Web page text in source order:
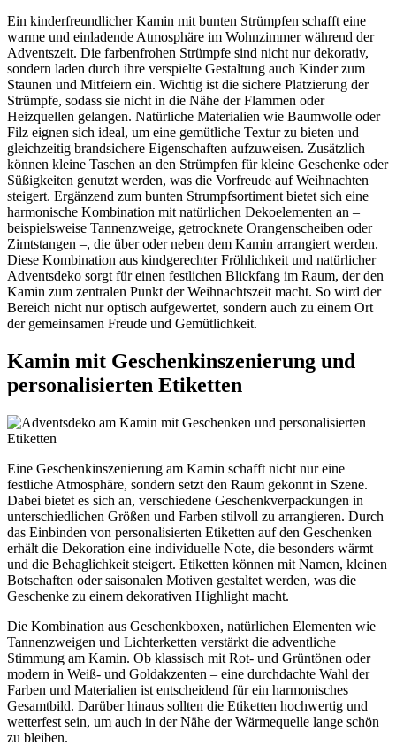
Ein kinderfreundlicher Kamin mit bunten Strümpfen schafft eine
warme und einladende Atmosphäre im Wohnzimmer während der
Adventszeit. Die farbenfrohen Strümpfe sind nicht nur dekorativ,
sondern laden durch ihre verspielte Gestaltung auch Kinder zum
Staunen und Mitfeiern ein. Wichtig ist die sichere Platzierung der
Strümpfe, sodass sie nicht in die Nähe der Flammen oder
Heizquellen gelangen. Natürliche Materialien wie Baumwolle oder
Filz eignen sich ideal, um eine gemütliche Textur zu bieten und
gleichzeitig brandsichere Eigenschaften aufzuweisen. Zusätzlich
können kleine Taschen an den Strümpfen für kleine Geschenke oder
Süßigkeiten genutzt werden, was die Vorfreude auf Weihnachten
steigert. Ergänzend zum bunten Strumpfsortiment bietet sich eine
harmonische Kombination mit natürlichen Dekoelementen an –
beispielsweise Tannenzweige, getrocknete Orangenscheiben oder
Zimtstangen –, die über oder neben dem Kamin arrangiert werden.
Diese Kombination aus kindgerechter Fröhlichkeit und natürlicher
Adventsdeko sorgt für einen festlichen Blickfang im Raum, der den
Kamin zum zentralen Punkt der Weihnachtszeit macht. So wird der
Bereich nicht nur optisch aufgewertet, sondern auch zu einem Ort
der gemeinsamen Freude und Gemütlichkeit.
Kamin mit Geschenkinszenierung und
personalisierten Etiketten
Eine Geschenkinszenierung am Kamin schafft nicht nur eine
festliche Atmosphäre, sondern setzt den Raum gekonnt in Szene.
Dabei bietet es sich an, verschiedene Geschenkverpackungen in
unterschiedlichen Größen und Farben stilvoll zu arrangieren. Durch
das Einbinden von personalisierten Etiketten auf den Geschenken
erhält die Dekoration eine individuelle Note, die besonders wärmt
und die Behaglichkeit steigert. Etiketten können mit Namen, kleinen
Botschaften oder saisonalen Motiven gestaltet werden, was die
Geschenke zu einem dekorativen Highlight macht.
Die Kombination aus Geschenkboxen, natürlichen Elementen wie
Tannenzweigen und Lichterketten verstärkt die adventliche
Stimmung am Kamin. Ob klassisch mit Rot- und Grüntönen oder
modern in Weiß- und Goldakzenten – eine durchdachte Wahl der
Farben und Materialien ist entscheidend für ein harmonisches
Gesamtbild. Darüber hinaus sollten die Etiketten hochwertig und
wetterfest sein, um auch in der Nähe der Wärmequelle lange schön
zu bleiben.